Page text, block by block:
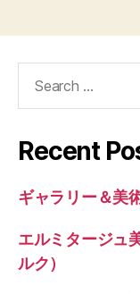
Recent
ギャラリー＆美
エルミタージュ
ルク）